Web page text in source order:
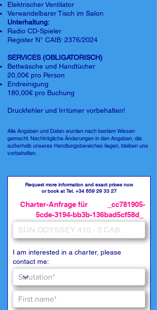
Elektrischer Ventilator
Verwandelbarer Tisch im Salon
Unterhaltung:
Radio CD-Spieler
Register N° CAIB: 2376/2024
SERVICES (OBLIGATORISCH)
Bettwäsche und Handtücher
20,00€ pro Person
Endreinigung
180,00€ pro Buchung
Druckfehler und Irrtümer vorbehalten!
Alle Angaben und Daten wurden nach bestem Wissen
gemacht. Nachträgliche Änderungen in den Angaben, die
außerhalb unseres Handlungsbereiches liegen, bleiben uns
vorbehalten.
Request more information and exact prices now
or book at Tel. +34 659 29 33 27
Charter-Anfrage für _cc781905-
5cde-3194-bb3b-136bad5cf58d_
I am interested in a charter, please
contact me: